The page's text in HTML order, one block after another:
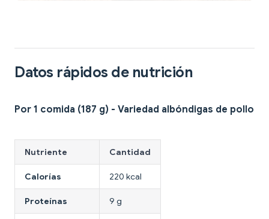
Datos rápidos de nutrición
Por 1 comida (187 g) - Variedad albóndigas de pollo
Nutriente Cantidad
Calorías 220 kcal
Proteínas 9 g